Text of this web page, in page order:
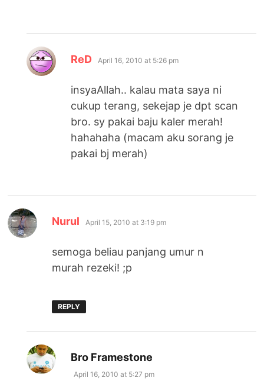
ReD says:
April 16, 2010 at 5:26 pm
insyaAllah.. kalau mata saya ni
cukup terang, sekejap je dpt scan
bro. sy pakai baju kaler merah!
hahahaha (macam aku sorang je
pakai bj merah)
Nurul says:
April 15, 2010 at 3:19 pm
semoga beliau panjang umur n
murah rezeki! ;p
REPLY
Bro Framestone
April 16, 2010 at 5:27 pm